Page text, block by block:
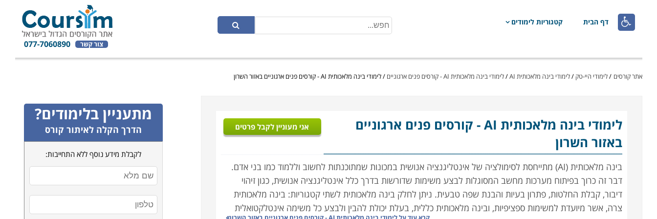
 דף הבית קטגוריות לימודים
צור קשר 077-7060890
אתר קורסים /לימודי היי-טק /לימודי בינה מלאכותית AI /לימודי בינה מלאכותית AI - קורסים פנים ארגוניים /לימודי בינה מלאכותית AI - קורסים פנים ארגוניים באזור השרון
לימודי בינה מלאכותית AI
- קורסים פנים ארגוניים
באזור השרון
אני מעוניין לקבל פרטים
בינה מלאכותית (AI) מתייחסת לסימולציה של אינטליגנציה אנושית במכונות שמתוכנתות לחשוב וללמוד כמו בני אדם.
דבר זה כרוך בפיתוח מערכות מחשב המסוגלות לבצע משימות שדורשות בדרך כלל אינטליגנציה אנושית, כגון זיהוי
דיבור, קבלת החלטות, פתרון בעיות והבנת שפה טבעית. ניתן לחלק בינה מלאכותית לשתי קטגוריות: בינה מלאכותית
צרה, אשר מיועדת למשימות ספציפיות, ובינה מלאכותית כללית, בעלת יכולת להבין ולבצע כל משימה אינטלקטואלית
מתעניין בלימודים?
הדרך הקלה לאיתור קורס
לקבלת מידע נוסף ללא התחייבות: